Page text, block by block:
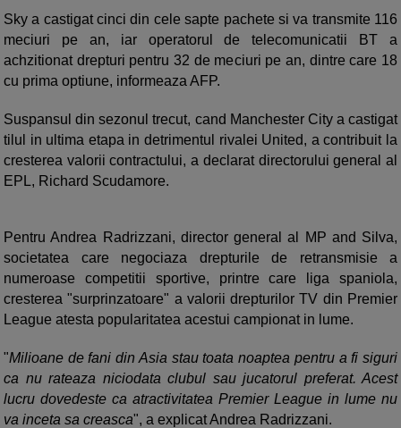
Sky a castigat cinci din cele sapte pachete si va transmite 116
meciuri pe an, iar operatorul de telecomunicatii BT a
achzitionat drepturi pentru 32 de meciuri pe an, dintre care 18
cu prima optiune, informeaza AFP.
Suspansul din sezonul trecut, cand Manchester City a castigat
tilul in ultima etapa in detrimentul rivalei United, a contribuit la
cresterea valorii contractului, a declarat directorului general al
EPL, Richard Scudamore.
Pentru Andrea Radrizzani, director general al MP and Silva,
societatea care negociaza drepturile de retransmisie a
numeroase competitii sportive, printre care liga spaniola,
cresterea "surprinzatoare" a valorii drepturilor TV din Premier
League atesta popularitatea acestui campionat in lume.
"Milioane de fani din Asia stau toata noaptea pentru a fi siguri
ca nu rateaza niciodata clubul sau jucatorul preferat. Acest
lucru dovedeste ca atractivitatea Premier League in lume nu
va inceta sa creasca", a explicat Andrea Radrizzani.